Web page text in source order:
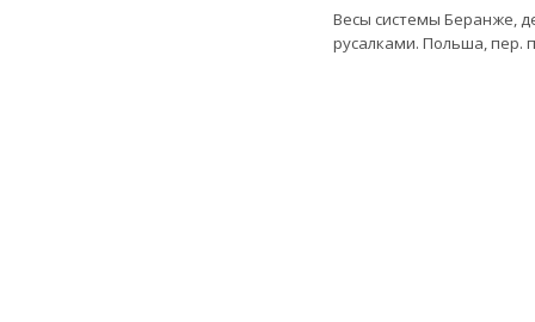
Весы системы Беранже,
русалками. Польша, пер.